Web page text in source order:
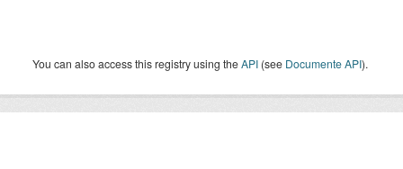
You can also access this registry using theAPI (see Documente API).